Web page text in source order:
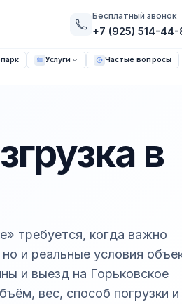
Бесплатный звонок
+7 (925) 514-44-
Услуги Частые вопросы
в
требуется, когда важно
и реальные условия
и выезд на Горьковское
вес, способ погрузки и